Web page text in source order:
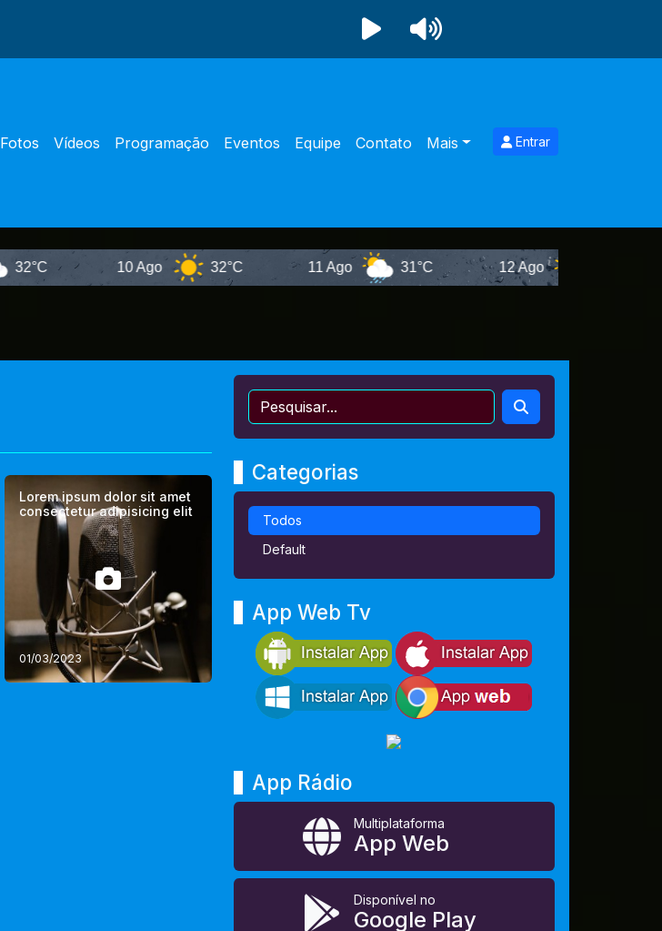
Fotos Vídeos Programação Eventos Equipe Contato Mais Entrar
10 Ago 32°C 11 Ago 31°C 12 Ago 29°C
Lorem ipsum dolor sit amet
consectetur adipisicing elit
01/03/2023
Categorias
Todos
Default
App Web Tv
App Rádio
Multiplataforma
App Web
Disponível no
Google Play